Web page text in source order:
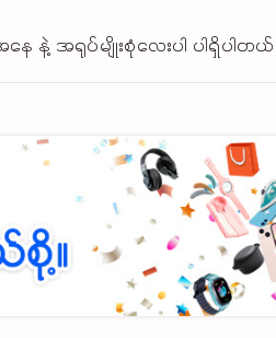
နဲ့ အရုပ်မျိုးစုံလေးပါ ပါရှိပါတယ်